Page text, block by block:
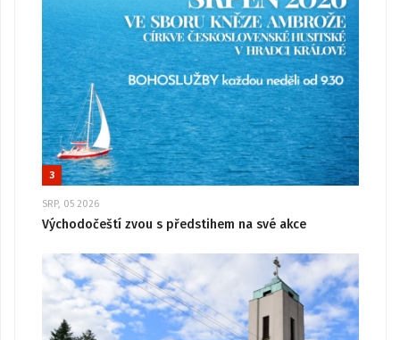
3
SRP, 05 2026
Východočeští zvou s předstihem na své akce